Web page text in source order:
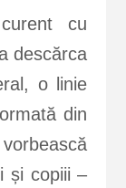
cu
descărca
o linie
din
și copiii –